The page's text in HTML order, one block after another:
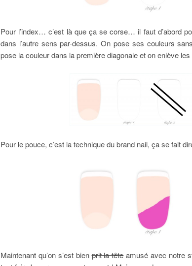
Pour l’index… c’est là que ça se corse… il faut d’abord
dans l’autre sens par-dessus. On pose ses couleurs
pose la couleur dans la première diagonale et on enlève
Pour le pouce, c’est la technique du brand nail, ça se fait
Maintenant qu’on s’est bienprit la têteamusé avec notre